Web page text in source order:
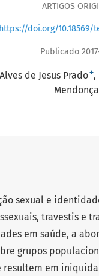
ARTIGOS
https://doi.org/10.18569/
Publicado
de Jesus Prado+
Mendonça
sexual e
travestis e
em saúde, a
grupos
resultem em